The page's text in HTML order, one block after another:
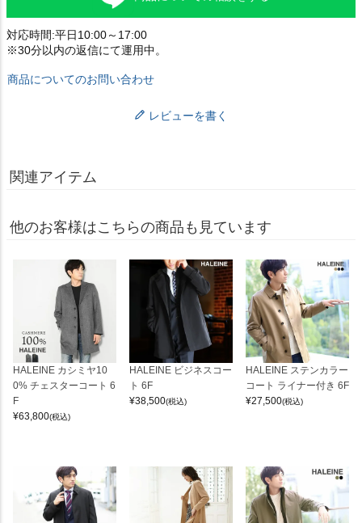
対応時間:平日10:00～17:00
※30分以内の返信にて運用中。
商品についてのお問い合わせ
レビューを書く
関連アイテム
他のお客様はこちらの商品も見ています
HALEINE カシミヤ10
0% チェスターコート 6
F
¥63,800(税込)
HALEINE ビジネスコー
ト 6F
¥38,500(税込)
HALEINE ステンカラー
コート ライナー付き 6F
¥27,500(税込)